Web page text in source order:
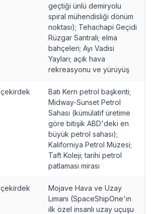
geçtiği ünlü demiryolu
spiral mühendisliği dönüm
noktası); Tehachapi Geçidi
Rüzgar Santrali; elma
bahçeleri; Ayı Vadisi
Yayları; açık hava
rekreasyonu ve yürüyüş
çekirdek
Batı Kern petrol başkenti;
Midway-Sunset Petrol
Sahası (kümülatif üretime
göre bitişik ABD'deki en
büyük petrol sahası);
Kaliforniya Petrol Müzesi;
Taft Koleji; tarihi petrol
patlaması mirası
çekirdek
Mojave Hava ve Uzay
Limanı (SpaceShipOne'ın
ilk özel insanlı uzay uçuşu